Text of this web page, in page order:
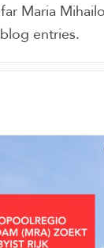
Maria
entries.